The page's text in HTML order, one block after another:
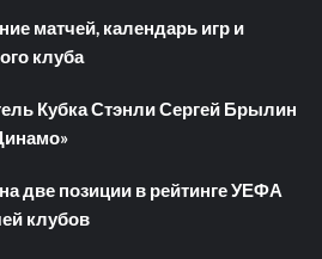
матчей, календарь игр и
клуба
Кубка Стэнли Сергей Брылин
две позиции в рейтинге УЕФА
клубов